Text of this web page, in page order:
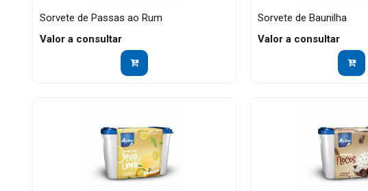
Sorvete de Passas ao Rum
Valor a consultar
Sorvete de Baunilha
Valor a consultar